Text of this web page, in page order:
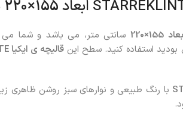
سانتی متر، می باشد و شما می
استفاده کنید. سطح این قالیچه ی ایکیا STARREKLINTE
با رنگ طبیعی و نوارهای سبز روشن ظاهری